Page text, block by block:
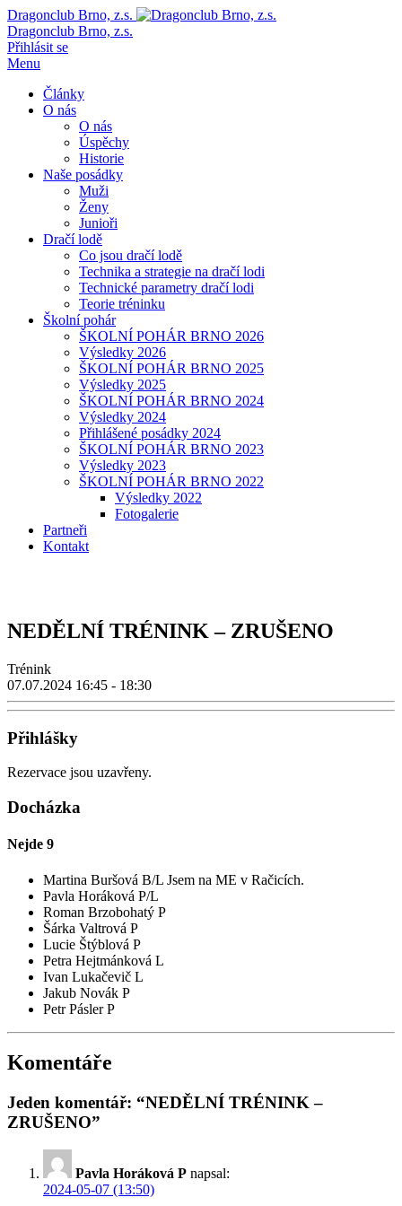
Dragonclub Brno, z.s.
Dragonclub Brno, z.s.
Přihlásit se
Menu
Články
O nás
O nás
Úspěchy
Historie
Naše posádky
Muži
Ženy
Junioři
Dračí lodě
Co jsou dračí lodě
Technika a strategie na dračí lodi
Technické parametry dračí lodi
Teorie tréninku
Školní pohár
ŠKOLNÍ POHÁR BRNO 2026
Výsledky 2026
ŠKOLNÍ POHÁR BRNO 2025
Výsledky 2025
ŠKOLNÍ POHÁR BRNO 2024
Výsledky 2024
Přihlášené posádky 2024
ŠKOLNÍ POHÁR BRNO 2023
Výsledky 2023
ŠKOLNÍ POHÁR BRNO 2022
Výsledky 2022
Fotogalerie
Partneři
Kontakt
NEDĚLNÍ TRÉNINK – ZRUŠENO
Trénink
07.07.2024 16:45 - 18:30
Přihlášky
Rezervace jsou uzavřeny.
Docházka
Nejde 9
Martina Buršová B/L Jsem na ME v Račicích.
Pavla Horáková P/L
Roman Brzobohatý P
Šárka Valtrová P
Lucie Štýblová P
Petra Hejtmánková L
Ivan Lukačevič L
Jakub Novák P
Petr Pásler P
Komentáře
Jeden komentář: “NEDĚLNÍ TRÉNINK –
ZRUŠENO”
Pavla Horáková P napsal:
2024-05-07 (13:50)